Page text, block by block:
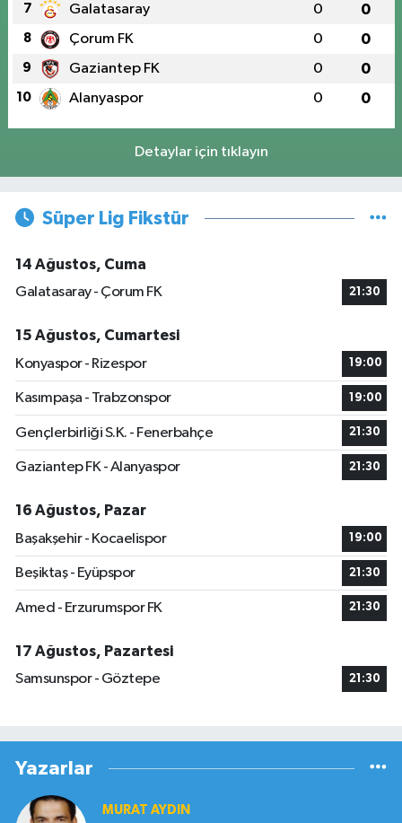
7 Galatasaray 0 0
8 Çorum FK 0 0
9 Gaziantep FK 0 0
10 Alanyaspor 0 0
Detaylar için tıklayın
Süper Lig Fikstür
14 Ağustos, Cuma
Galatasaray - Çorum FK
21:30
15 Ağustos, Cumartesi
Konyaspor - Rizespor
19:00
Kasımpaşa - Trabzonspor 19:00
Gençlerbirliği S.K. - Fenerbahçe 21:30
Gaziantep FK - Alanyaspor 21:30
16 Ağustos, Pazar
Başakşehir - Kocaelispor
19:00
Beşiktaş - Eyüpspor 21:30
Amed - Erzurumspor FK 21:30
17 Ağustos, Pazartesi
Samsunspor - Göztepe
21:30
Yazarlar
MURAT AYDIN